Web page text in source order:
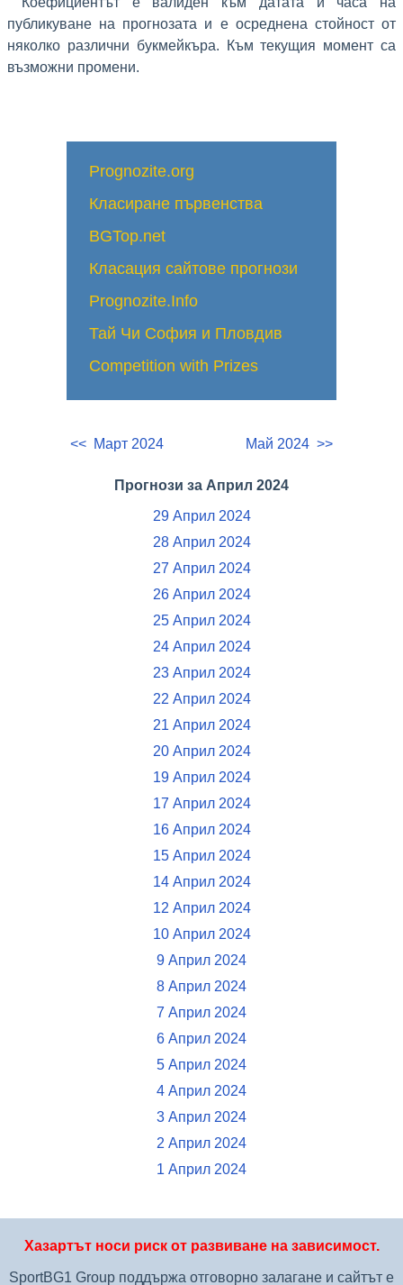
публикуване на прогнозата и е осреднена стойност от
няколко различни букмейкъра. Към текущия момент са
възможни промени.
Prognozite.org
Класиране първенства
BGTop.net
Класация сайтове прогнози
Prognozite.Info
Тай Чи София и Пловдив
Competition with Prizes
<< Март 2024 Май 2024 >>
Прогнози за Април 2024
29 Април 2024
28 Април 2024
27 Април 2024
26 Април 2024
25 Април 2024
24 Април 2024
23 Април 2024
22 Април 2024
21 Април 2024
20 Април 2024
19 Април 2024
17 Април 2024
16 Април 2024
15 Април 2024
14 Април 2024
12 Април 2024
10 Април 2024
9 Април 2024
8 Април 2024
7 Април 2024
6 Април 2024
5 Април 2024
4 Април 2024
3 Април 2024
2 Април 2024
1 Април 2024
Хазартът носи риск от развиване на зависимост.
SportBG1 Group поддържа отговорно залагане и сайтът е